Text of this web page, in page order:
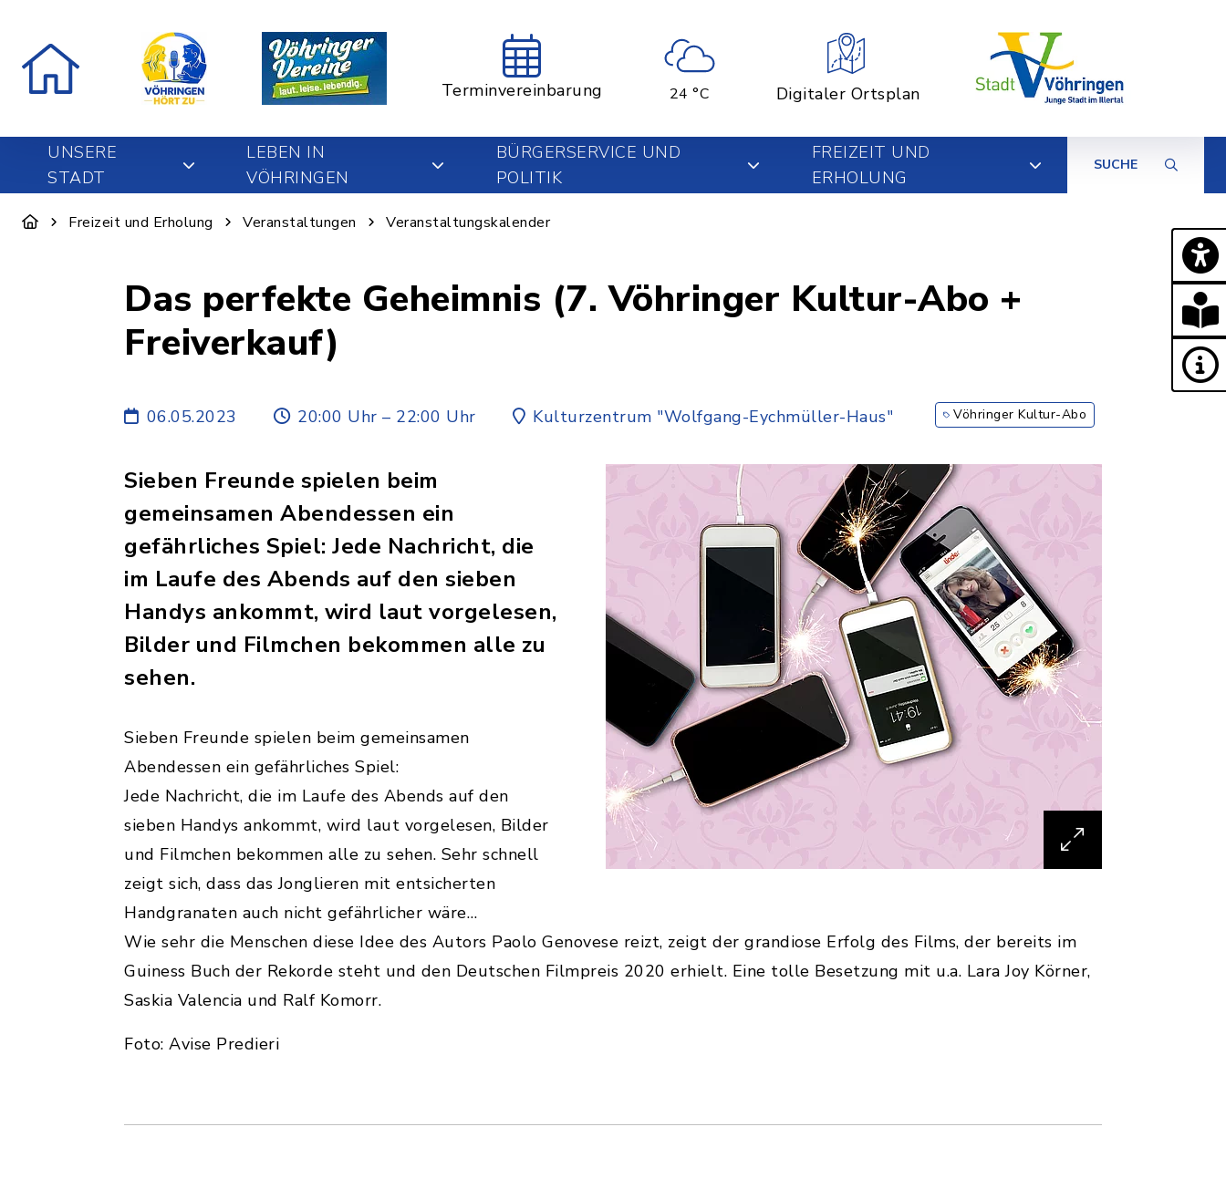
Terminvereinbarung 24 °C Digitaler Ortsplan
UNSERE
STADT
LEBEN IN
VÖHRINGEN
BÜRGERSERVICE UND
POLITIK
FREIZEIT UND
ERHOLUNG
SUCHE
Freizeit und Erholung Veranstaltungen Veranstaltungskalender
Das perfekte Geheimnis (7. Vöhringer Kultur-Abo +
Freiverkauf)
06.05.2023 20:00 Uhr – 22:00 Uhr Kulturzentrum "Wolfgang-Eychmüller-Haus" Vöhringer Kultur-Abo
Sieben Freunde spielen beim
gemeinsamen Abendessen ein
gefährliches Spiel: Jede Nachricht, die
im Laufe des Abends auf den sieben
Handys ankommt, wird laut vorgelesen,
Bilder und Filmchen bekommen alle zu
sehen.
Sieben Freunde spielen beim gemeinsamen
Abendessen ein gefährliches Spiel:
Jede Nachricht, die im Laufe des Abends auf den
sieben Handys ankommt, wird laut vorgelesen, Bilder
und Filmchen bekommen alle zu sehen. Sehr schnell
zeigt sich, dass das Jonglieren mit entsicherten
Handgranaten auch nicht gefährlicher wäre…
Wie sehr die Menschen diese Idee des Autors Paolo Genovese reizt, zeigt der grandiose Erfolg des Films, der bereits im
Guiness Buch der Rekorde steht und den Deutschen Filmpreis 2020 erhielt. Eine tolle Besetzung mit u.a. Lara Joy Körner,
Saskia Valencia und Ralf Komorr.
Foto: Avise Predieri